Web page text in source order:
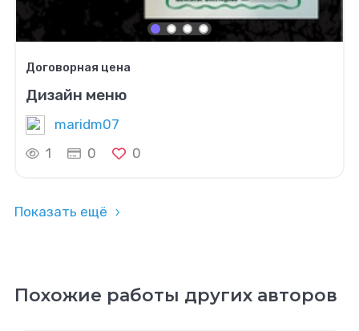
Договорная цена
Дизайн меню
maridm07
1
0 0
Показать ещё
Похожие работы других авторов